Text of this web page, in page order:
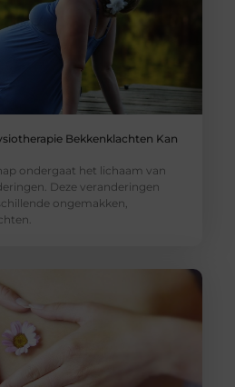
Bekkenklachten Kan
ondergaat het lichaam van
Deze veranderingen
ongemakken,